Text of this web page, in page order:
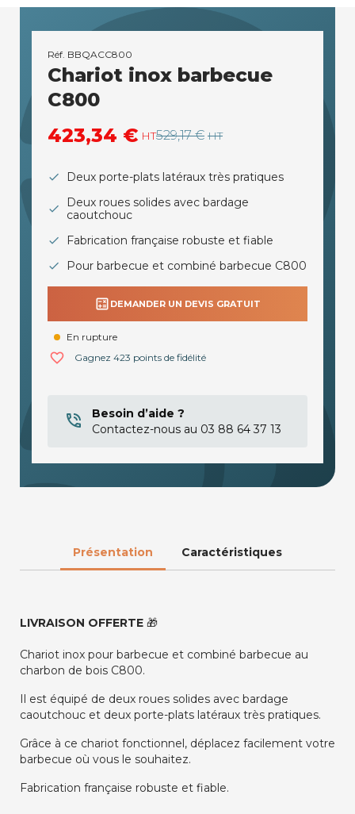
Réf. BBQACC800
Chariot inox barbecue
C800
423,34 € HT529,17 € HT
Deux porte-plats latéraux très pratiques
Deux roues solides avec bardage
caoutchouc
Fabrication française robuste et fiable
Pour barbecue et combiné barbecue C800
calculate DEMANDER UN DEVIS GRATUIT
En rupture
favorite_border Gagnez 423 points de fidélité
Besoin d’aide ?
Contactez-nous au 03 88 64 37 13
Présentation Caractéristiques
LIVRAISON OFFERTE 🎁
Chariot inox pour barbecue et combiné barbecue au
charbon de bois C800.
Il est équipé de deux roues solides avec bardage
caoutchouc et deux porte-plats latéraux très pratiques.
Grâce à ce chariot fonctionnel, déplacez facilement votre
barbecue où vous le souhaitez.
Fabrication française robuste et fiable.